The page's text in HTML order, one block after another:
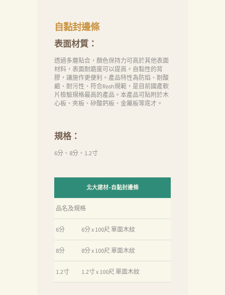
自黏封邊條
表面材質：
透過多層貼合，顏色保持力可高於其他表面
材料，表面耐磨度可以提高。自黏性的背
膠，讓施作更便利。產品特性為防焰、耐酸
鹼、耐污性、符合Rosh規範，是目前國產軟
片檢驗規格最高的產品。本產品可貼附於木
心板、夾板、矽酸鈣板、金屬板等底才。
規格：
6分、8分、1.2寸
北大建材-自黏封邊條
品名及規格
6分 6分 x 100尺 單面木紋
8分 8分 x 100尺 單面木紋
1.2寸 1.2寸 x 100尺 單面木紋